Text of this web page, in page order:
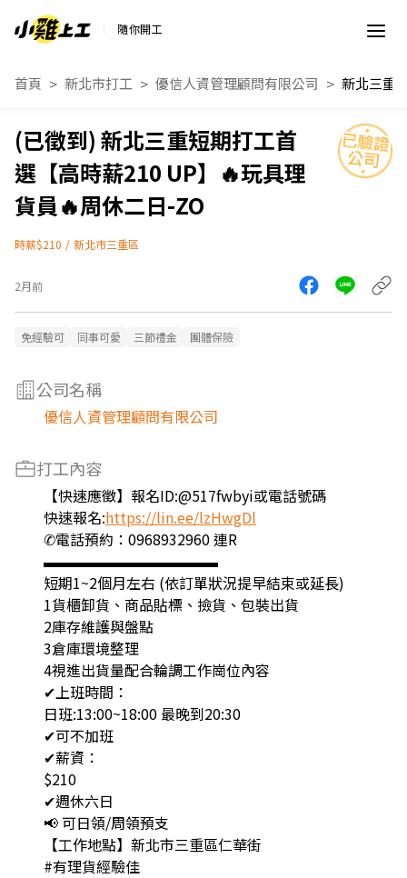
隨你開工
首頁 新北市打工 優信人資管理顧問有限公司
新北三重短期打工首
選【高時薪210 UP】🔥玩具理
貨員🔥周休二日-ZO
時薪$210 / 新北市三重區
2月前
免經驗可 同事可愛 三節禮金 團體保險
公司名稱
優信人資管理顧問有限公司
打工內容
【快速應徵】報名ID:@517fwbyi或電話號碼
快速報名:https://lin.ee/lzHwgDl
✆電話預約：0968932960 連R
▬▬▬▬▬▬▬▬▬▬▬▬
短期1~2個月左右 (依訂單狀況提早結束或延長)
1貨櫃卸貨、商品貼標、撿貨、包裝出貨
2庫存維護與盤點
3倉庫環境整理
4視進出貨量配合輪調工作崗位內容
✔上班時間：
日班:13:00~18:00 最晚到20:30
✔可不加班
✔薪資：
$210
✔週休六日
📢 可日領/周領預支
【工作地點】新北市三重區仁華街
#有理貨經驗佳